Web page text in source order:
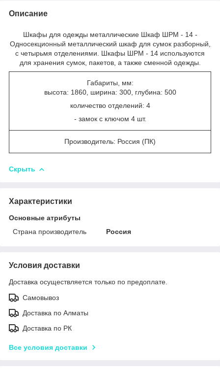
Описание
Шкафы для одежды металлические Шкаф ШРМ - 14 -
Односекционный металлический шкаф для сумок разборный,
с четырьмя отделениями. Шкафы ШРМ - 14 используются
для хранения сумок, пакетов, а также сменной одежды.
Габариты, мм:
высота: 1860, ширина: 300, глубина: 500
количество отделений: 4
- замок с ключом 4 шт.
Производитель: Россия (ПК)
Скрыть
Характеристики
Основные атрибуты
Страна производитель
Россия
Условия доставки
Доставка осуществляется только по предоплате.
Самовывоз
Доставка по Алматы
Доставка по РК
Все условия доставки